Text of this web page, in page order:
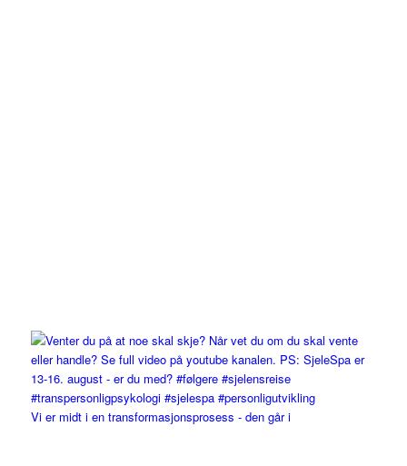
Vi er midt i en transformasjonsprosess - den går i